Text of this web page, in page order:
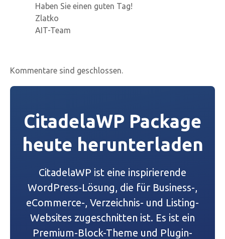
Haben Sie einen guten Tag!
Zlatko
AIT-Team
Kommentare sind geschlossen.
CitadelaWP Package
heute herunterladen
CitadelaWP ist eine inspirierende
WordPress-Lösung, die für Business-,
eCommerce-, Verzeichnis- und Listing-
Websites zugeschnitten ist. Es ist ein
Premium-Block-Theme und Plugin-